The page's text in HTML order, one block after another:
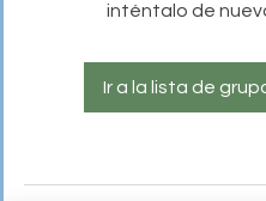
inténtalo de
Ir a la lista de